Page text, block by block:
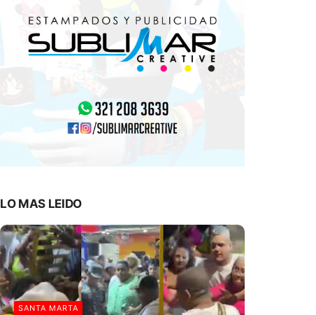
LO MAS LEIDO
SANTA MARTA